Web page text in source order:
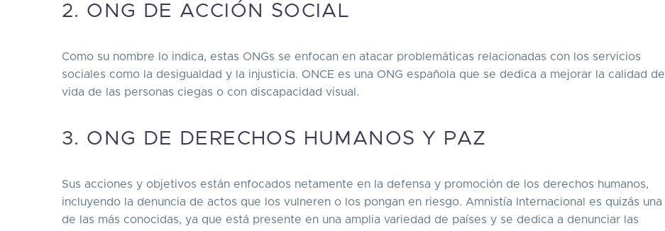
2. ONG DE ACCIÓN SOCIAL
Como su nombre lo indica, estas ONGs se enfocan en atacar problemáticas relacionadas con los servicios
sociales como la desigualdad y la injusticia. ONCE es una ONG española que se dedica a mejorar la calidad de
vida de las personas ciegas o con discapacidad visual.
3. ONG DE DERECHOS HUMANOS Y PAZ
Sus acciones y objetivos están enfocados netamente en la defensa y promoción de los derechos humanos,
incluyendo la denuncia de actos que los vulneren o los pongan en riesgo. Amnistía Internacional es quizás una
de las más conocidas, ya que está presente en una amplia variedad de países y se dedica a denunciar las